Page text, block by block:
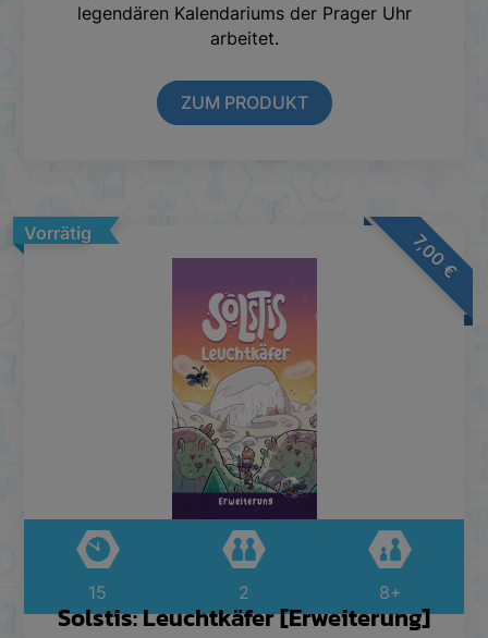
legendären Kalendariums der Prager Uhr
arbeitet.
ZUM PRODUKT
Solstis: Leuchtkäfer [Erweiterung]
15 2 8+
7,00
€
Vorrätig